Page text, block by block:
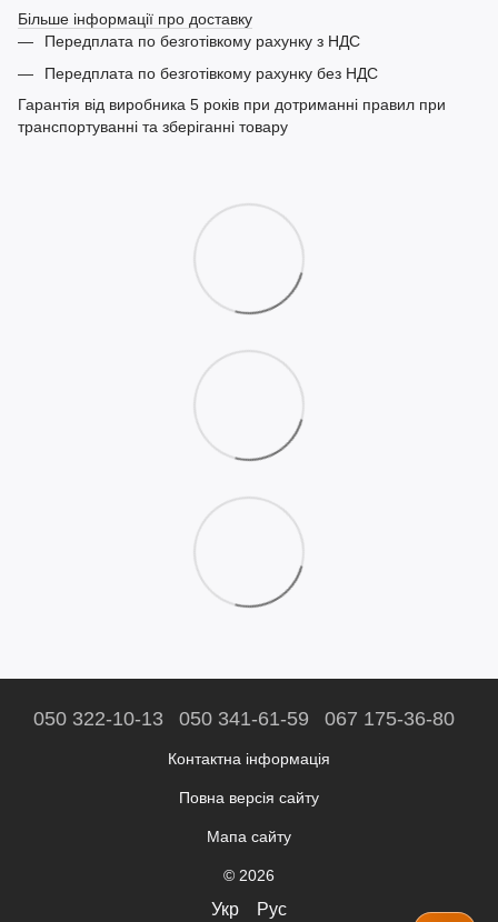
Більше інформації про доставку
Передплата по безготівкому рахунку з НДС
Передплата по безготівкому рахунку без НДС
Гарантія від виробника 5 років при дотриманні правил при
транспортуванні та зберіганні товару
050 322-10-13 050 341-61-59 067 175-36-80
Контактна інформація
Повна версія сайту
Мапа сайту
© 2026
Укр Рус